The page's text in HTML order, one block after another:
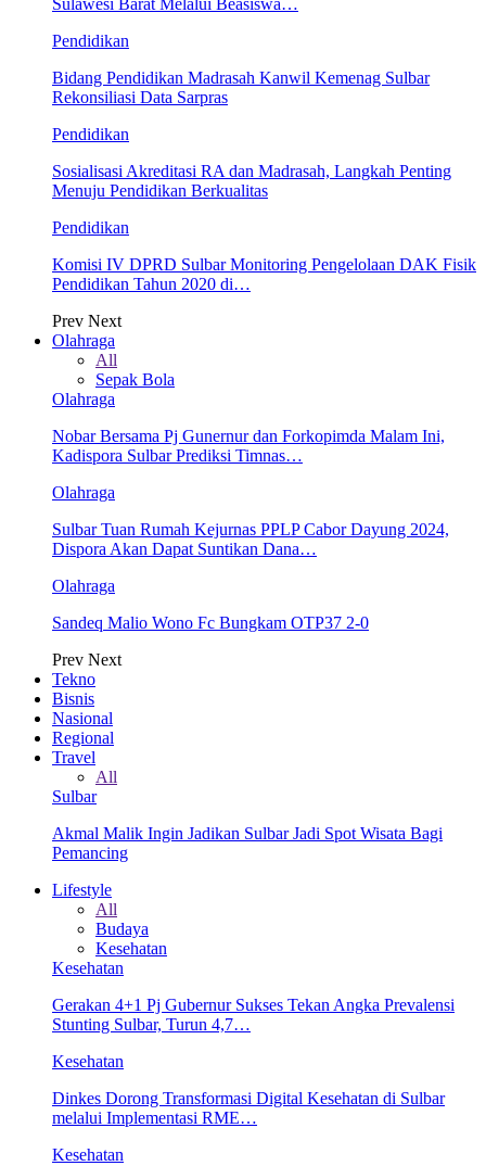
Pendidikan
Bidang Pendidikan Madrasah Kanwil Kemenag Sulbar
Rekonsiliasi Data Sarpras
Pendidikan
Sosialisasi Akreditasi RA dan Madrasah, Langkah Penting
Menuju Pendidikan Berkualitas
Pendidikan
Komisi IV DPRD Sulbar Monitoring Pengelolaan DAK Fisik
Pendidikan Tahun 2020 di…
Prev Next
Olahraga
All
Sepak Bola
Olahraga
Nobar Bersama Pj Gunernur dan Forkopimda Malam Ini,
Kadispora Sulbar Prediksi Timnas…
Olahraga
Sulbar Tuan Rumah Kejurnas PPLP Cabor Dayung 2024,
Dispora Akan Dapat Suntikan Dana…
Olahraga
Sandeq Malio Wono Fc Bungkam OTP37 2-0
Prev Next
Tekno
Bisnis
Nasional
Regional
Travel
All
Sulbar
Akmal Malik Ingin Jadikan Sulbar Jadi Spot Wisata Bagi
Pemancing
Lifestyle
All
Budaya
Kesehatan
Kesehatan
Gerakan 4+1 Pj Gubernur Sukses Tekan Angka Prevalensi
Stunting Sulbar, Turun 4,7…
Kesehatan
Dinkes Dorong Transformasi Digital Kesehatan di Sulbar
melalui Implementasi RME…
Kesehatan